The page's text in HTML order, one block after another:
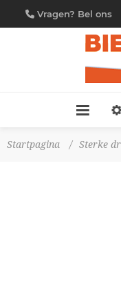
Vragen? Bel ons
09/230.88.44
Startpagina / Sterke